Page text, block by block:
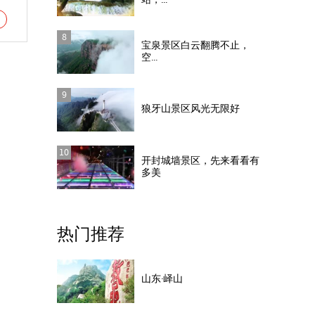
8
宝泉景区白云翻腾不止，
空...
9
狼牙山景区风光无限好
10
开封城墙景区，先来看看有
多美
热门推荐
山东·峄山